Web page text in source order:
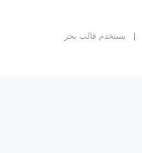
يستخدم قالب بحر